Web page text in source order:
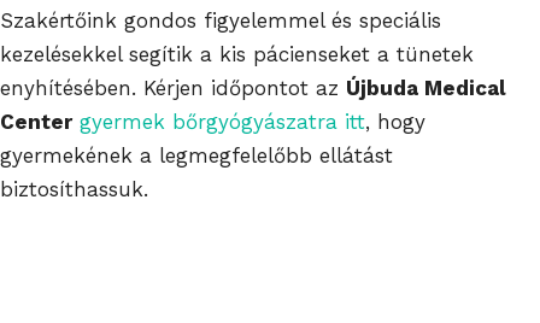
Szakértőink gondos figyelemmel és speciális
kezelésekkel segítik a kis pácienseket a tünetek
enyhítésében. Kérjen időpontot az Újbuda Medical
Center gyermek bőrgyógyászatra itt, hogy
gyermekének a legmegfelelőbb ellátást
biztosíthassuk.